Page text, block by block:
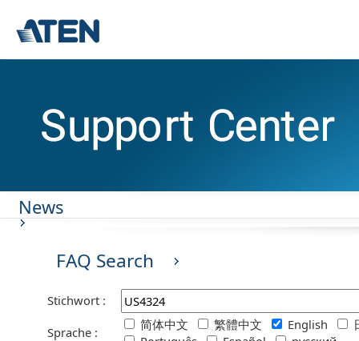
News
FAQ Search
Stichwort :
Sprache :
简体中文 繁體中文 English